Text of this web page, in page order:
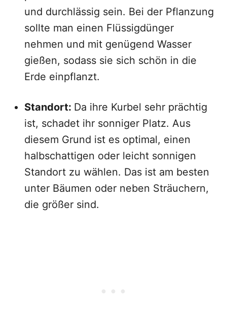
und durchlässig sein. Bei der Pflanzung
sollte man einen Flüssigdünger
nehmen und mit genügend Wasser
gießen, sodass sie sich schön in die
Erde einpflanzt.
Standort: Da ihre Kurbel sehr prächtig
ist, schadet ihr sonniger Platz. Aus
diesem Grund ist es optimal, einen
halbschattigen oder leicht sonnigen
Standort zu wählen. Das ist am besten
unter Bäumen oder neben Sträuchern,
die größer sind.